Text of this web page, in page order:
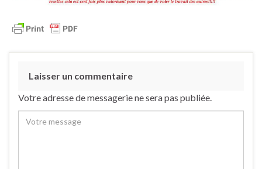
Laisser un commentaire
Votre adresse de messagerie ne sera pas publiée.